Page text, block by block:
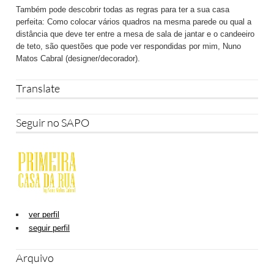
Também pode descobrir todas as regras para ter a sua casa
perfeita: Como colocar vários quadros na mesma parede ou qual a
distância que deve ter entre a mesa de sala de jantar e o candeeiro
de teto, são questões que pode ver respondidas por mim, Nuno
Matos Cabral (designer/decorador).
Translate
Seguir no SAPO
ver perfil
seguir perfil
Arquivo